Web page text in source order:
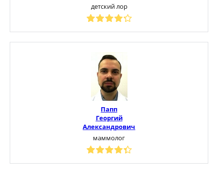
детский лор
Папп
Георгий
Александрович
маммолог